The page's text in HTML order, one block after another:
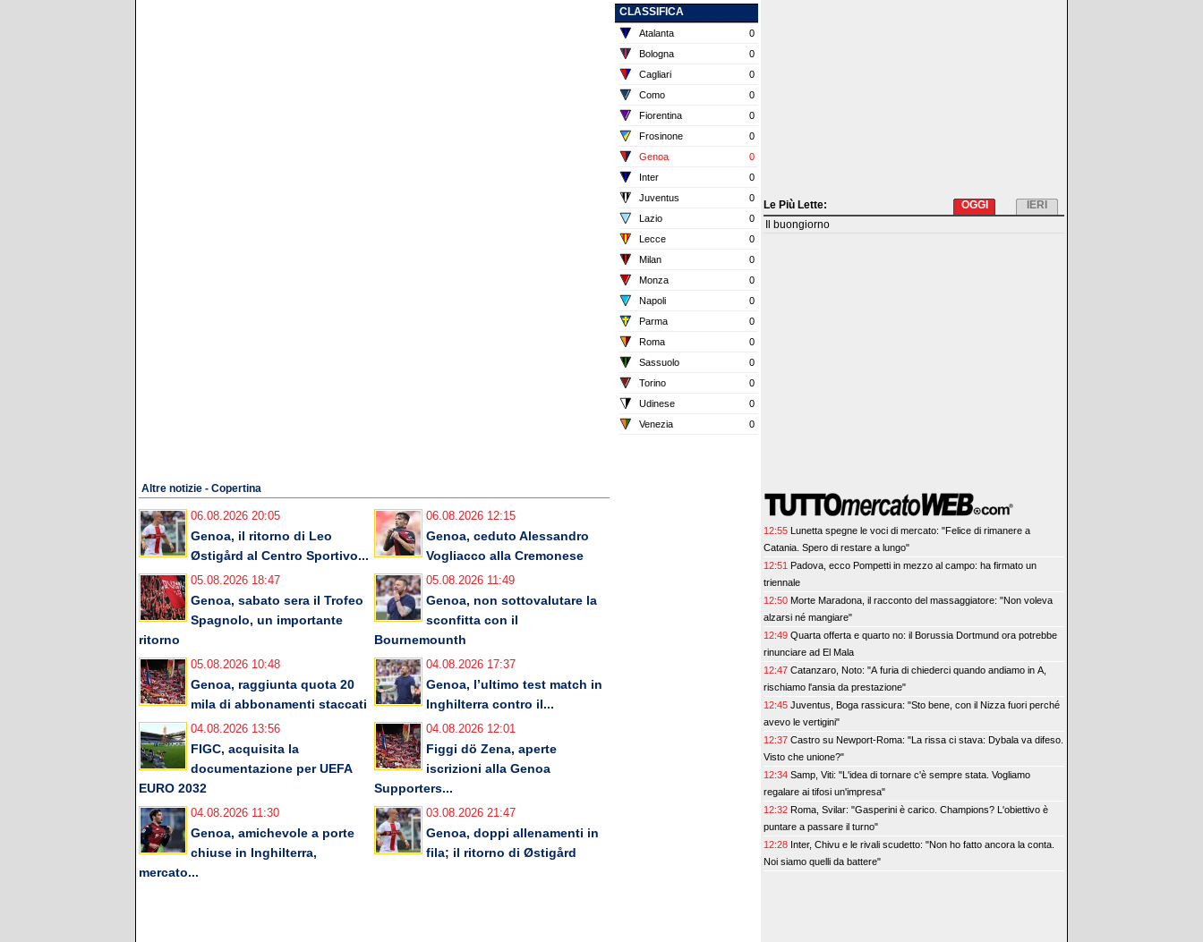
Altre notizie - Copertina
06.08.2026 20:05
Genoa, il ritorno di Leo
Østigård al Centro Sportivo...
06.08.2026 12:15
Genoa, ceduto Alessandro
Vogliacco alla Cremonese
05.08.2026 18:47
Genoa, sabato sera il Trofeo
Spagnolo, un importante
ritorno
05.08.2026 11:49
Genoa, non sottovalutare la
sconfitta con il
Bournemounth
05.08.2026 10:48
Genoa, raggiunta quota 20
mila di abbonamenti staccati
04.08.2026 17:37
Genoa, l’ultimo test match in
Inghilterra contro il...
04.08.2026 13:56
FIGC, acquisita la
documentazione per UEFA
EURO 2032
04.08.2026 12:01
Figgi dö Zena, aperte
iscrizioni alla Genoa
Supporters...
04.08.2026 11:30
Genoa, amichevole a porte
chiuse in Inghilterra,
mercato...
03.08.2026 21:47
Genoa, doppi allenamenti in
fila; il ritorno di Østigård
CLASSIFICA
Atalanta
0
Bologna
0
Cagliari
0
Como
0
Fiorentina
0
Frosinone
0
Genoa
0
Inter
0
Juventus
0
Lazio
0
Lecce
0
Milan
0
Monza
0
Napoli
0
Parma
0
Roma
0
Sassuolo
0
Torino
0
Udinese
0
Venezia
0
Le Più Lette: IERI
OGGI
Il buongiorno
12:55 Lunetta spegne le voci di mercato: "Felice di rimanere a
Catania. Spero di restare a lungo"
12:51 Padova, ecco Pompetti in mezzo al campo: ha firmato un
triennale
12:50 Morte Maradona, il racconto del massaggiatore: "Non voleva
alzarsi né mangiare"
12:49 Quarta offerta e quarto no: il Borussia Dortmund ora potrebbe
rinunciare ad El Mala
12:47 Catanzaro, Noto: "A furia di chiederci quando andiamo in A,
rischiamo l'ansia da prestazione"
12:45 Juventus, Boga rassicura: "Sto bene, con il Nizza fuori perché
avevo le vertigini"
12:37 Castro su Newport-Roma: "La rissa ci stava: Dybala va difeso.
Visto che unione?"
12:34 Samp, Viti: "L'idea di tornare c'è sempre stata. Vogliamo
regalare ai tifosi un'impresa"
12:32 Roma, Svilar: "Gasperini è carico. Champions? L'obiettivo è
puntare a passare il turno"
12:28 Inter, Chivu e le rivali scudetto: "Non ho fatto ancora la conta.
Noi siamo quelli da battere"